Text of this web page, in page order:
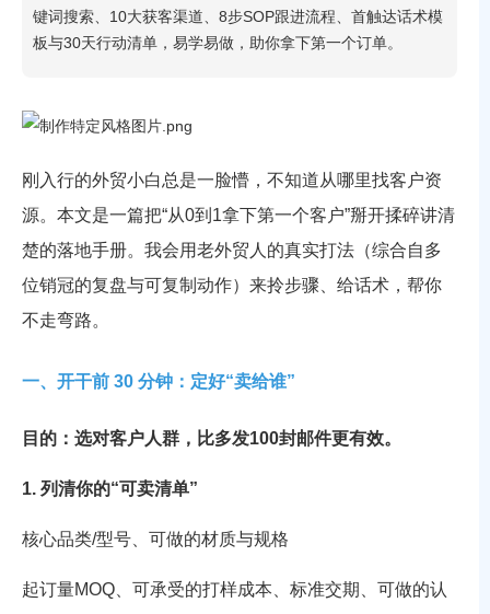
键词搜索、10大获客渠道、8步SOP跟进流程、首触达话术模
板与30天行动清单，易学易做，助你拿下第一个订单。
刚入行的外贸小白总是一脸懵，不知道从哪里找客户资
源。本文是一篇把“从0到1拿下第一个客户”掰开揉碎讲清
楚的落地手册。我会用老外贸人的真实打法（综合自多
位销冠的复盘与可复制动作）来拎步骤、给话术，帮你
不走弯路。
一、开干前 30 分钟：定好“卖给谁”
目的：选对客户人群，比多发100封邮件更有效。
1. 列清你的“可卖清单”
核心品类/型号、可做的材质与规格
起订量MOQ、可承受的打样成本、标准交期、可做的认